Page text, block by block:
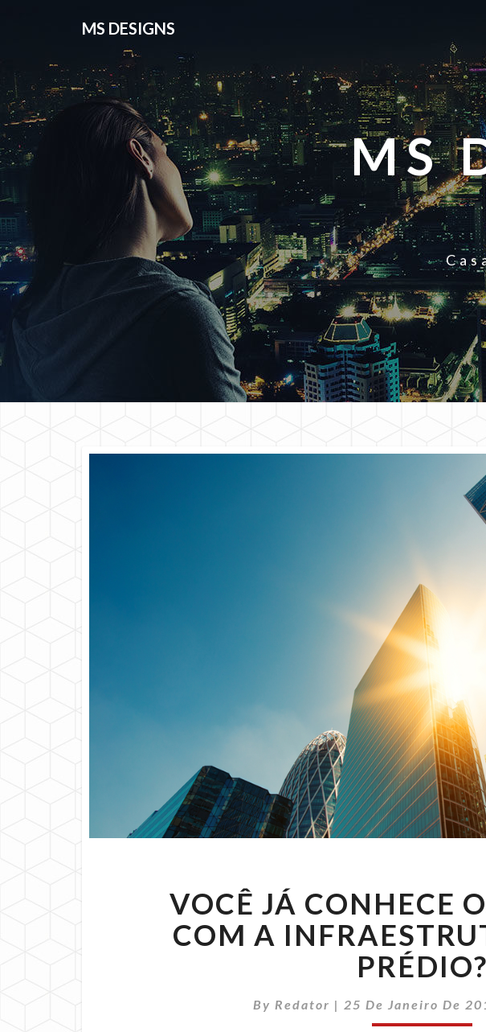
MS DESIGNS
MS
JÁ
OS
COM
A
VOCÊ JÁ CONHECE
COM A
PRÉDIO?
By Redator | 25 De Janeiro De